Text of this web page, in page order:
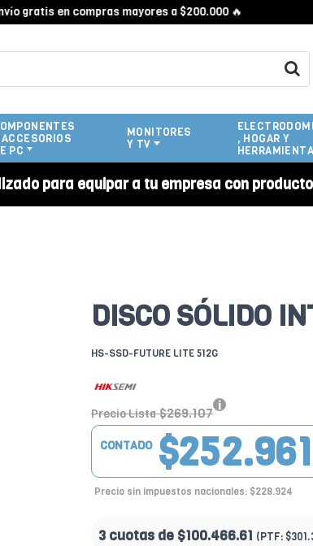
en compras mayores a $200.000 🔥 🔥
PC
MONITORES
Y TV
, HOGAR Y
para equipar a tu empresa con
DISCO SÓLIDO
HS-SSD-FUTURE LITE 512G
Precio Lista $269.107
$252.961
CONTADO
Precio sin impuestos nacionales: $228.924
3 cuotas de $100.466.61 (PTF: